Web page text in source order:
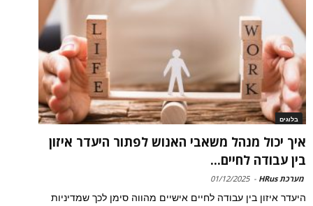
בלוגים
איך יכול מנהל משאבי האנוש לפתור היעדר איזון
בין עבודה לחיים...
מערכת HRus -
01/12/2025
היעדר איזון בין עבודה לחיים אישיים מהווה סימן לכך שמדיניות